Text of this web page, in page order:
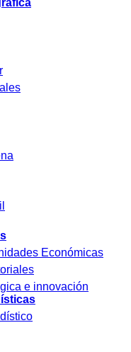
Económicas
e innovación